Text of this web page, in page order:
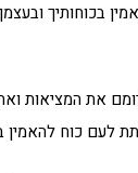
בכוחותיך
את המציאות
כוח להאמין